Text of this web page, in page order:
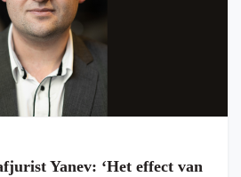
Yanev: ‘Het effect van